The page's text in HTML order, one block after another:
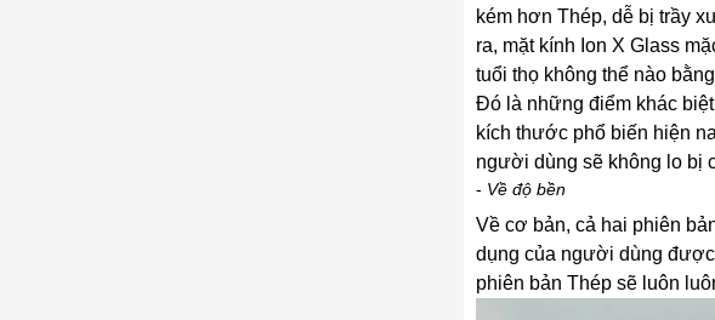
kém hơn Thép, dễ bị trầy
ra, mặt kính Ion X Glass
tuổi thọ không thể nào
Đó là những điểm khác
kích thước phổ biến hiện
người dùng sẽ không lo bị
- Về độ bền
Về cơ bản, cả hai phiên
dụng của người dùng
phiên bản Thép sẽ luôn